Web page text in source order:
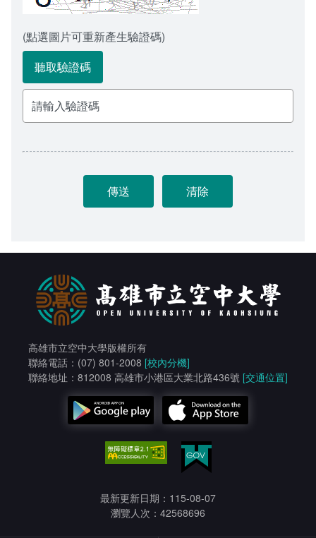
(點選圖片可重新產生驗證碼)
聽取驗證碼
高雄市立空中大學版權所有
聯絡電話：(07) 801-2008 [校內分機]
聯絡地址：812008 高雄市小港區大業北路436號 [交通位置]
最新更新日期：115-08-07
瀏覽人次：42568696